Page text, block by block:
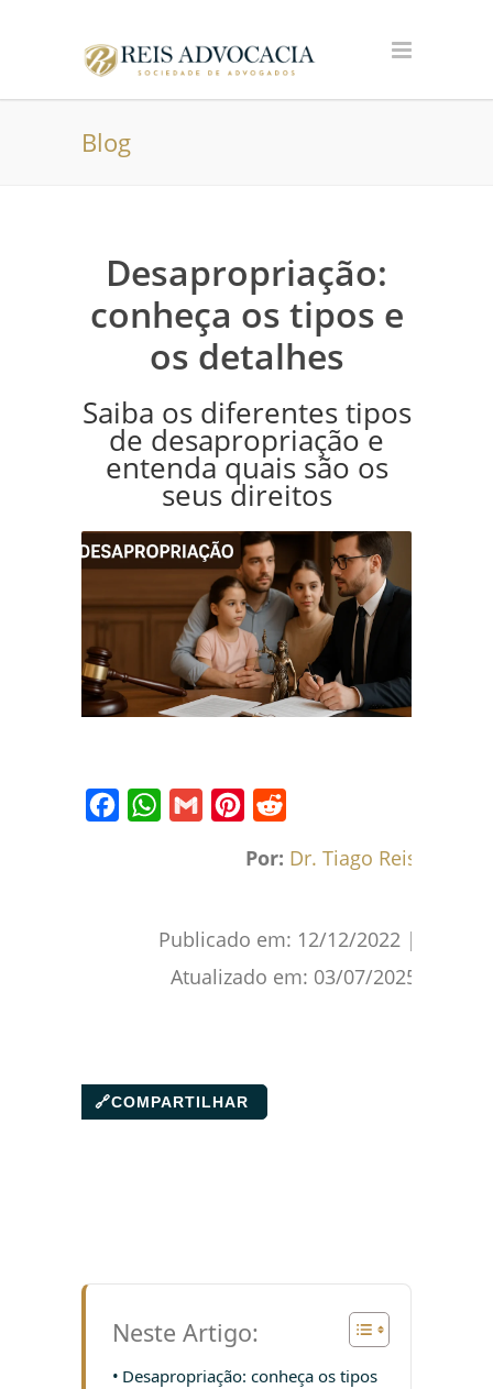
Blog
Desapropriação:
conheça os tipos e
os detalhes
Saiba os diferentes tipos
de desapropriação e
entenda quais são os
seus direitos
Por: Dr. Tiago Reis
Publicado em: 12/12/2022 |
Atualizado em: 03/07/2025
🔗COMPARTILHAR
Neste Artigo:
Desapropriação: conheça os tipos